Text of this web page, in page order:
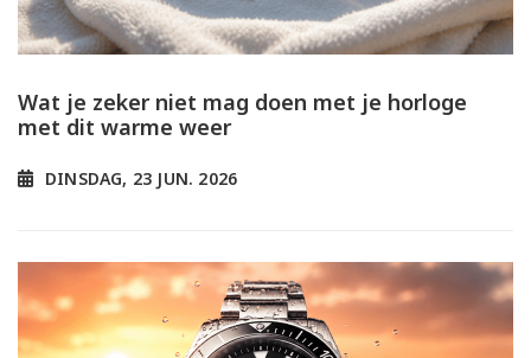
Wat je zeker niet mag doen met je horloge
met dit warme weer
DINSDAG, 23 JUN. 2026